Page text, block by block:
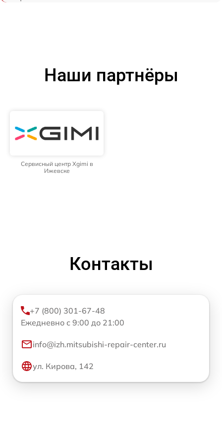
Наши партнёры
Сервисный центр Xgimi в
Ижевске
Контакты
+7 (800) 301-67-48
Ежедневно с 9:00 до 21:00
info@izh.mitsubishi-repair-center.ru
ул. Кирова, 142